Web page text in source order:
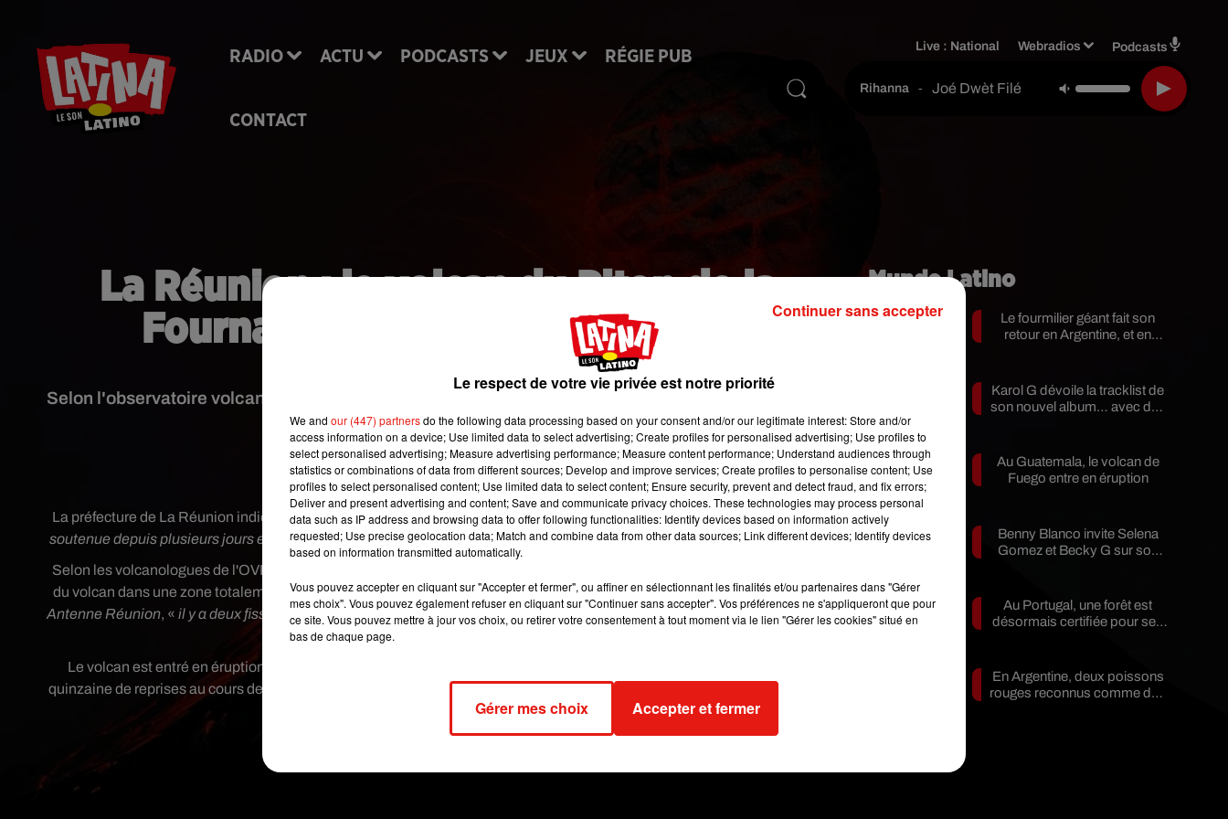
RADIO ACTU PODCASTS JEUX RÉGIE PUB
CONTACT
Live : National Webradios Podcasts
Rihanna - Joé Dwèt Filé
La Réunion : le volcan du Piton de la
Fournaise est entré en éruption
Selon l'observatoire volcanologique du Piton de la Fournaise, le volcan de La Réunion est entré en
éruption ce mardi 3 avril 2018.
Crédit image:Pixabay
La préfecture de La Réunion indique dans un communiqué que le phénomène a commencé après une "activité sismique
soutenue depuis plusieurs jours et une crise sismique débutée le 13 juillet 2017 aux alentours de 22h20(20h20 à Paris) ».
Selon les volcanologues de l'OVPF "
du volcan dans une zone totalement inhabitée. D’après les précisions d’Aline Peltier, directrice de l’OVPF, recueillies par
Antenne Réunion, «il y a deux fissures sèches et une fissure très active. On peut s’attendre à une propagation des fissures
Le volcan est entré en éruption deux fois depuis le début de cette année, en janvier et en mai, mais également à une
quinzaine de reprises au cours des dix dernières années. Situé dans le sud-est de La Réunion, le Piton de la Fournaise est
l'un des plus actifs au monde.
Mundo Latino
Le fourmilier géant fait son
retour en Argentine, et en
Karol G dévoile la tracklist de
son nouvel album… avec des
Au Guatemala, le volcan de
Fuego entre en éruption
Benny Blanco invite Selena
Gomez et Becky G sur son
Au Portugal, une forêt est
désormais certifiée pour ses
En Argentine, deux poissons
rouges reconnus comme des
Le respect de votre vie privée est notre priorité
We and our (447) partnersdo the following data processing based on your consent and/or our legitimate interest: Store and/or
access information on a device; Use limited data to select advertising; Create profiles for personalised advertising; Use profiles to
select personalised advertising; Measure advertising performance; Measure content performance; Understand audiences through
statistics or combinations of data from different sources; Develop and improve services; Create profiles to personalise content; Use
profiles to select personalised content; Use limited data to select content; Ensure security, prevent and detect fraud, and fix errors;
Deliver and present advertising and content; Save and communicate privacy choices. These technologies may process personal
data such as IP address and browsing data to offer following functionalities: Identify devices based on information actively
requested; Use precise geolocation data; Match and combine data from other data sources; Link different devices; Identify devices
based on information transmitted automatically.
Vous pouvez accepter en cliquant sur "Accepter et fermer", ou affiner en sélectionnant les finalités et/ou partenaires dans "Gérer
mes choix". Vous pouvez également refuser en cliquant sur "Continuer sans accepter". Vos préférences ne s'appliqueront que pour
ce site. Vous pouvez mettre à jour vos choix, ou retirer votre consentement à tout moment via le lien "Gérer les cookies" situé en
bas de chaque page.
Gérer mes choix Accepter et fermer
Continuer sans accepter